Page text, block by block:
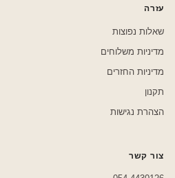
עזרה
שאלות נפוצות
מדיניות משלוחים
מדיניות החזרים
תקנון
הצהרת נגישות
צור קשר